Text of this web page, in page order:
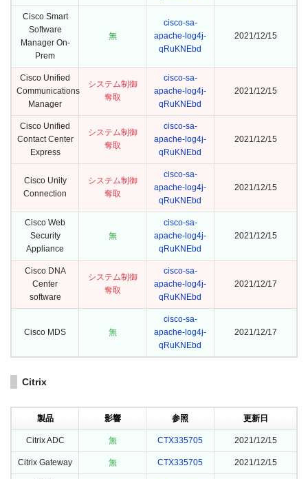
Cisco Smart
Software
Manager On-
Prem
無
cisco-sa-
apache-log4j-
qRuKNEbd
2021/12/15
Cisco Unified
Communications
Manager
システム制御
奪取
cisco-sa-
apache-log4j-
qRuKNEbd
2021/12/15
Cisco Unified
Contact Center
Express
システム制御
奪取
cisco-sa-
apache-log4j-
qRuKNEbd
2021/12/15
Cisco Unity
Connection
システム制御
奪取
cisco-sa-
apache-log4j-
qRuKNEbd
2021/12/15
Cisco Web
Security
Appliance
無
cisco-sa-
apache-log4j-
qRuKNEbd
2021/12/15
Cisco DNA
Center
software
システム制御
奪取
cisco-sa-
apache-log4j-
qRuKNEbd
2021/12/17
Cisco MDS 無
cisco-sa-
apache-log4j-
qRuKNEbd
2021/12/17
Citrix
製品 影響 参照 更新日
Citrix ADC 無 CTX335705 2021/12/15
Citrix Gateway 無 CTX335705 2021/12/15